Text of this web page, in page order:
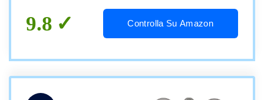
9.8 Controlla Su Amazon